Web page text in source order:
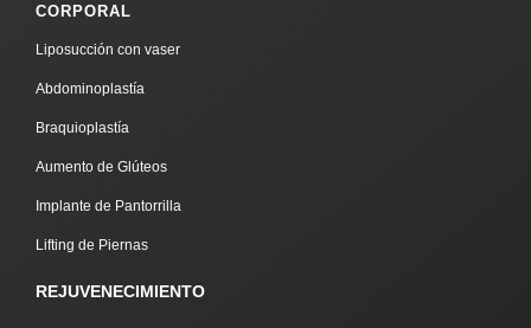
CORPORAL
Liposucción con vaser
Abdominoplastía
Braquioplastía
Aumento de Glúteos
Implante de Pantorrilla
Lifting de Piernas
REJUVENECIMIENTO